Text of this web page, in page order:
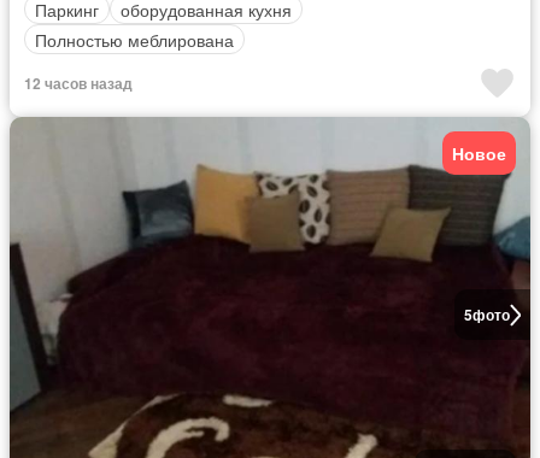
Паркинг
оборудованная кухня
Полностью меблирована
12 часов назад
5фото
Новое